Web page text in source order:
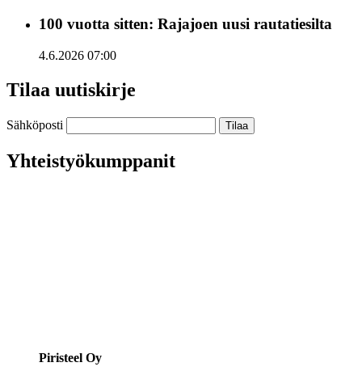
100 vuotta sitten: Rajajoen uusi rautatiesilta
4.6.2026 07:00
Tilaa uutiskirje
Sähköposti
Yhteistyökumppanit
Piristeel Oy